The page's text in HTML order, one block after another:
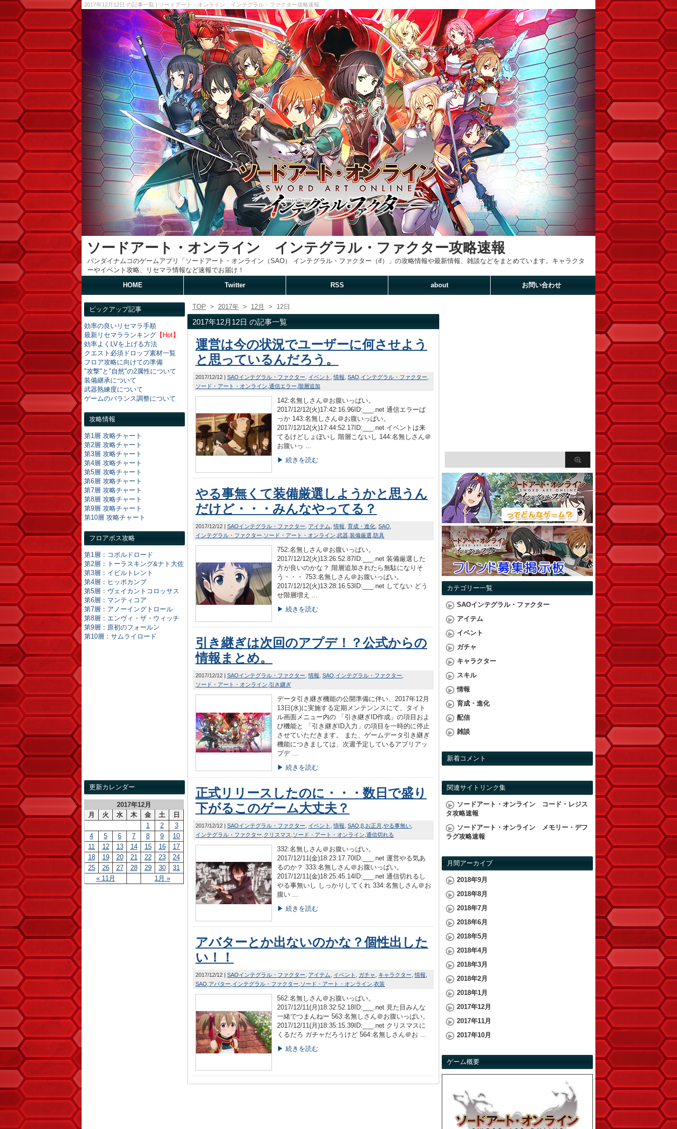
2017年12月12日 の記事一覧 | ソードアート・オンライン インテグラル・ファクター攻略速報
ソードアート・オンライン インテグラル・ファクター攻略速報
バンダイナムコのゲームアプリ「ソードアート・オンライン（SAO） インテグラル・ファクター（if）」の攻略情報や最新情報、雑談などをまとめています。キャラクタ
ーやイベント攻略、リセマラ情報など速報でお届け！
HOME
Twitter RSS about お問い合わせ
ピックアップ記事
効率の良いリセマラ手順
最新リセマラランキング 【Hot】
効率よくLVを上げる方法
クエスト必須ドロップ素材一覧
フロア攻略に向けての準備
"攻撃"と"自然"の2属性について
装備継承について
武器熟練度について
ゲームのバランス調整について
攻略情報
第1層 攻略チャート
第2層 攻略チャート
第3層 攻略チャート
第4層 攻略チャート
第5層 攻略チャート
第6層 攻略チャート
第7層 攻略チャート
第8層 攻略チャート
第9層 攻略チャート
第10層 攻略チャート
フロアボス攻略
第1層：コボルドロード
第2層：トーラスキング&ナト大佐
第3層：イビルトレント
第4層：ヒッポカンプ
第5層：ヴェイカントコロッサス
第6層：マンティコア
第7層：アノーイングトロール
第8層：エンヴィ・ザ・ウィッチ
第9層：原初のフォールン
第10層：サムライロード
更新カレンダー
2017年12月
月
火 水 木 金 土 日
« 11月 1月 »
1 2
3
4
5 6 7 8 9
10
11
12 13 14 15 16
17
18
19 20 21 22 23
24
25
26 27 28 29 30 31
TOP > 2017年 > 12月 > 12日
2017年12月12日 の記事一覧
運営は今の状況でユーザーに何させよう
と思っているんだろう。
2017/12/12 SAOインテグラル・ファクター イベント 情報 SAO インテグラル・ファクター
ソード・アート・オンライン 通信エラー 階層追加
142:名無しさん＠お腹いっぱい。
2017/12/12(火)17:42:16.96ID:___.net 通信エラーば
っか 143:名無しさん＠お腹いっぱい。
2017/12/12(火)17:44:52.17ID:___.net イベントは来
てるけどしょぼいし 階層こないし 144:名無しさん＠
お腹いっ ...
▶ 続きを読む
やる事無くて装備厳選しようかと思うん
だけど・・・みんなやってる？
2017/12/12 SAOインテグラル・ファクター アイテム 情報 育成・進化 SAO
インテグラル・ファクター ソード・アート・オンライン 武器 装備厳選 防具
752:名無しさん＠お腹いっぱい。
2017/12/12(火)13:26:52.87ID:___.net 装備厳選した
方が良いのかな？ 階層追加されたら無駄になりそ
う・・・ 753:名無しさん＠お腹いっぱい。
2017/12/12(火)13:28:16.53ID:___.net してない どう
せ階層増え ...
▶ 続きを読む
引き継ぎは次回のアプデ！？公式からの
情報まとめ。
2017/12/12 SAOインテグラル・ファクター 情報 SAO インテグラル・ファクター
ソード・アート・オンライン 引き継ぎ
データ引き継ぎ機能の公開準備に伴い、2017年12月
13日(水)に実施する定期メンテンンスにて、タイト
ル画面メニュー内の 「引き継ぎID作成」の項目およ
び機能と 「引き継ぎID入力」の項目を一時的に停止
させていただきます。 また、ゲームデータ引き継ぎ
機能につきましては、次週予定しているアプリアッ
プデ ...
▶ 続きを読む
正式リリースしたのに・・・数日で盛り
下がるこのゲーム大丈夫？
2017/12/12 SAOインテグラル・ファクター イベント 情報 SAO β お正月 やる事無い
インテグラル・ファクター クリスマス ソード・アート・オンライン 通信切れる
332:名無しさん＠お腹いっぱい。
2017/12/11(金)18:23:17.70ID:___.net 運営やる気あ
るのか？ 333:名無しさん＠お腹いっぱい。
2017/12/11(金)18:25:45.14ID:___.net 通信切れるし
やる事無いし しっかりしてくれ 334:名無しさん＠お
腹い ...
▶ 続きを読む
アバターとか出ないのかな？個性出した
い！！
2017/12/12 SAOインテグラル・ファクター アイテム イベント ガチャ キャラクター 情報
SAO アバター インテグラル・ファクター ソード・アート・オンライン 衣装
562:名無しさん＠お腹いっぱい。
2017/12/11(月)18:32:52.18ID:___.net 見た目みんな
一緒でつまんねー 563:名無しさん＠お腹いっぱい。
2017/12/11(月)18:35:15.39ID:___.net クリスマスに
くるだろ ガチャだろうけど 564:名無しさん＠お ...
▶ 続きを読む
カテゴリー一覧
SAOインテグラル・ファクター
アイテム
イベント
ガチャ
キャラクター
スキル
情報
育成・進化
配信
雑談
新着コメント
関連サイトリンク集
ソードアート・オンライン コード・レジス
タ攻略速報
ソードアート・オンライン メモリー・デフ
ラグ攻略速報
月間アーカイブ
2018年9月
2018年8月
2018年7月
2018年6月
2018年5月
2018年4月
2018年3月
2018年2月
2018年1月
2017年12月
2017年11月
2017年10月
ゲーム概要